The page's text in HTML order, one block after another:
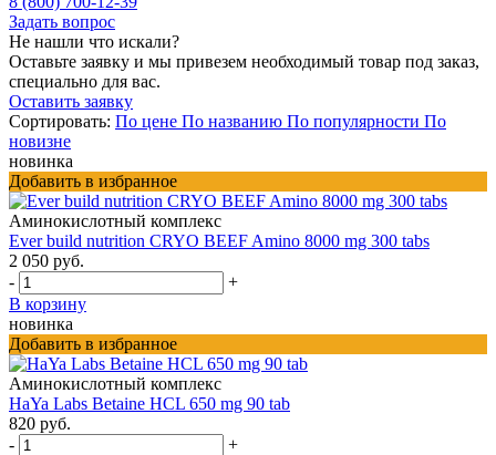
Задать вопрос
Не нашли что искали?
Оставьте заявку и мы привезем необходимый товар под заказ,
специально для вас.
Оставить заявку
Сортировать: По цене По названию По популярности По
новизне
новинка
Добавить в избранное
Аминокислотный комплекс
Ever build nutrition CRYO BEEF Amino 8000 mg 300 tabs
2 050 руб.
-
+
В корзину
новинка
Добавить в избранное
Аминокислотный комплекс
HaYa Labs Betaine HCL 650 mg 90 tab
820 руб.
-
+